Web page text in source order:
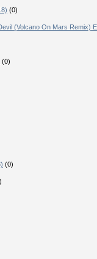
(0)
(Volcano On Mars Remix)
(0)
(0)